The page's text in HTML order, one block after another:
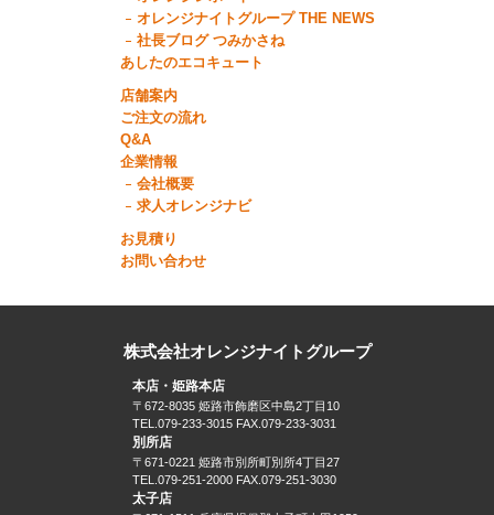
オレンジナイトグループ THE NEWS
社長ブログ つみかさね
あしたのエコキュート
店舗案内
ご注文の流れ
Q&A
企業情報
会社概要
求人オレンジナビ
お見積り
お問い合わせ
株式会社オレンジナイトグループ
本店・姫路本店
〒672-8035 姫路市飾磨区中島2丁目10
TEL.079-233-3015 FAX.079-233-3031
別所店
〒671-0221 姫路市別所町別所4丁目27
TEL.079-251-2000 FAX.079-251-3030
太子店